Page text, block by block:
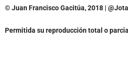
© Juan Francisco Gacitúa, 2018 |
Permitida su reproducción total o